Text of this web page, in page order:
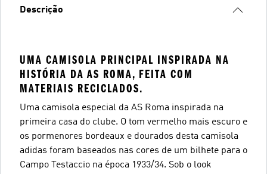
Descrição
UMA CAMISOLA PRINCIPAL INSPIRADA NA
HISTÓRIA DA AS ROMA, FEITA COM
MATERIAIS RECICLADOS.
Uma camisola especial da AS Roma inspirada na
primeira casa do clube. O tom vermelho mais escuro e
os pormenores bordeaux e dourados desta camisola
adidas foram baseados nas cores de um bilhete para o
Campo Testaccio na época 1933/34. Sob o look